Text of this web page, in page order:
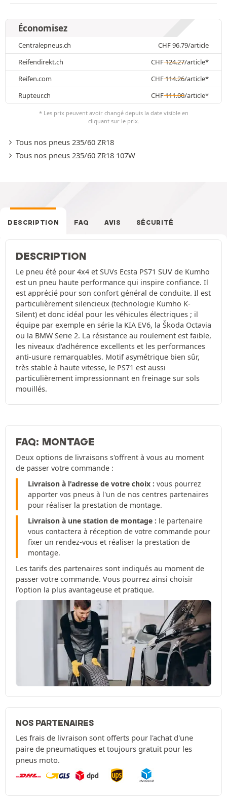
Économisez
Centralepneus.ch CHF96.79/article
Reifendirekt.ch
CHF124.27/article*
Reifen.com
CHF114.26/article*
Rupteur.ch
CHF111.00/article*
* Les prix peuvent avoir changé depuis la date visible en
cliquant sur le prix.
Tous nos pneus 235/60 ZR18
Tous nos pneus 235/60 ZR18 107W
DESCRIPTION FAQ AVIS SÉCURITÉ
DESCRIPTION
Le pneu été pour 4x4 et SUVs Ecsta PS71 SUV de Kumho
est un pneu haute performance qui inspire confiance. Il
est apprécié pour son confort général de conduite. Il est
particulièrement silencieux (technologie Kumho K-
Silent) et donc idéal pour les véhicules électriques ; il
équipe par exemple en série la KIA EV6, la Škoda Octavia
ou la BMW Serie 2. La résistance au roulement est faible,
les niveaux d'adhérence excellents et les performances
anti-usure remarquables. Motif asymétrique bien sûr,
très stable à haute vitesse, le PS71 est aussi
particulièrement impressionnant en freinage sur sols
mouillés.
FAQ: MONTAGE
Deux options de livraisons s'offrent à vous au moment
de passer votre commande :
Livraison à l'adresse de votre choix : vous pourrez
apporter vos pneus à l'un de nos centres partenaires
pour réaliser la prestation de montage.
Livraison à une station de montage : le partenaire
vous contactera à réception de votre commande pour
fixer un rendez-vous et réaliser la prestation de
montage.
Les tarifs des partenaires sont indiqués au moment de
passer votre commande. Vous pourrez ainsi choisir
l’option la plus avantageuse et pratique.
NOS PARTENAIRES
Les frais de livraison sont offerts pour l'achat d'une
paire de pneumatiques et toujours gratuit pour les
pneus moto.